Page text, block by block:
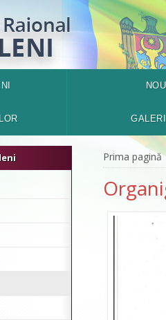
Prima pagină